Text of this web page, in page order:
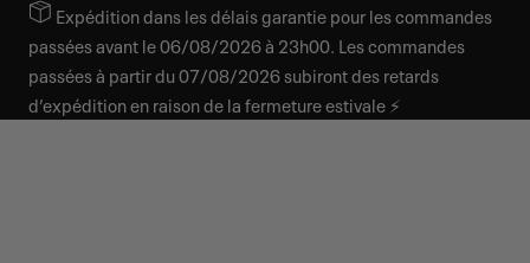
AU CONTENUExpédition dans les délais garantie pour les commandes
passées avant le 06/08/2026 à 23h00. Les commandes
passées à partir du 07/08/2026 subiront des retards
d’expédition en raison de la fermeture estivale ⚡